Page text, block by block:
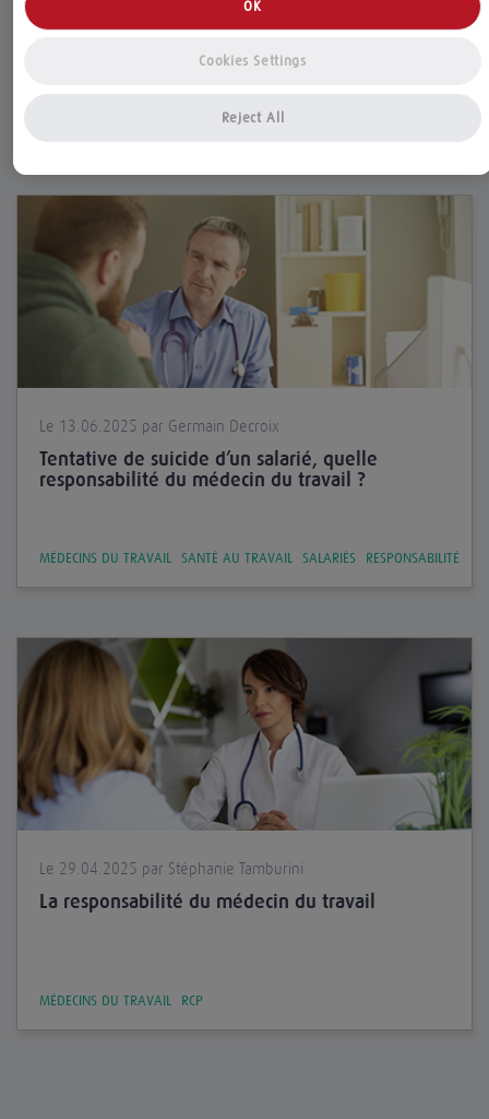
Formation "Responsabilité des médecins du
travail"
Le 13.06.2025 par Germain Decroix
Tentative de suicide d’un salarié, quelle
responsabilité du médecin du travail ?
MÉDECINS DU TRAVAIL SANTÉ AU TRAVAIL SALARIÉS RESPONSABILITÉ
Le 29.04.2025 par Stéphanie Tamburini
La responsabilité du médecin du travail
MÉDECINS DU TRAVAIL RCP
Reject All
OK
Cookies Settings